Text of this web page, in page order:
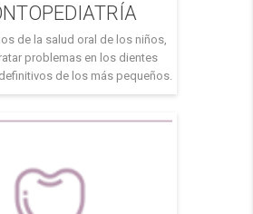
de la salud oral de los niños,
problemas en los dientes
de los más pequeños.
evaluación completa de la
conseguir una correcta salud
de los niños, […]